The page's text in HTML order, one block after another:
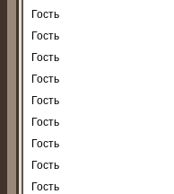
Гость
Гость
Гость
Гость
Гость
Гость
Гость
Гость
Гость